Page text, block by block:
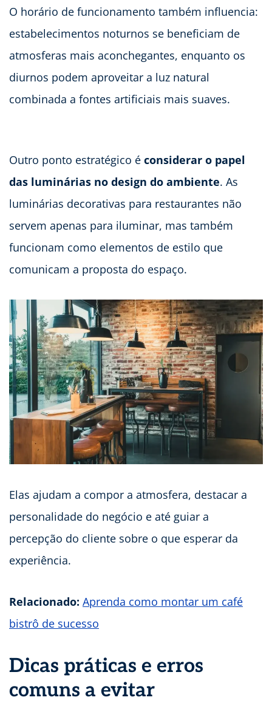
O horário de funcionamento também influencia:
estabelecimentos noturnos se beneficiam de
atmosferas mais aconchegantes, enquanto os
diurnos podem aproveitar a luz natural
combinada a fontes artificiais mais suaves.
Outro ponto estratégico é considerar o papel
das luminárias no design do ambiente. As
luminárias decorativas para restaurantes não
servem apenas para iluminar, mas também
funcionam como elementos de estilo que
comunicam a proposta do espaço.
Elas ajudam a compor a atmosfera, destacar a
personalidade do negócio e até guiar a
percepção do cliente sobre o que esperar da
experiência.
Relacionado: Aprenda como montar um café
bistrô de sucesso
Dicas práticas e erros
comuns a evitar